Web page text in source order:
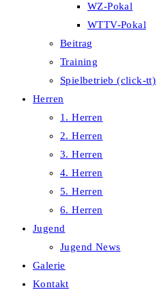
WZ-Pokal
WTTV-Pokal
Beitrag
Training
Spielbetrieb (click-tt)
Herren
1. Herren
2. Herren
3. Herren
4. Herren
5. Herren
6. Herren
Jugend
Jugend News
Galerie
Kontakt